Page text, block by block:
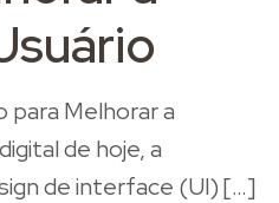
para Melhorar a
de hoje, a
de interface (UI)[…]